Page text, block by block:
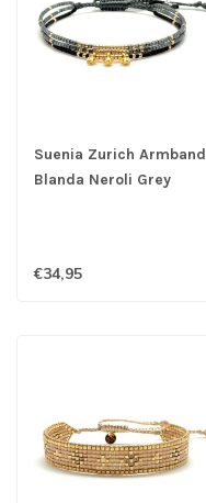
Suenia Zurich Armband
Blanda Neroli Grey
€34,95